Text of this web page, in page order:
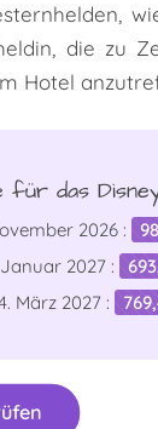
die zu
Hotel
für das
2026 :
Januar 2027 :
März 2027 :